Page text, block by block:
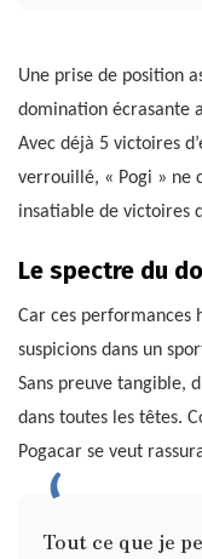
Une prise de position
domination écrasante
Avec déjà 5 victoires
verrouillé, « Pogi » ne
insatiable de victoires
Le spectre du
Car ces performances
suspicions dans un
Sans preuve tangible,
dans toutes les têtes.
Pogacar se veut
Tout ce que je